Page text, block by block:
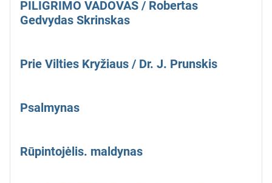
PILIGRIMO VADOVAS / Robertas
Gedvydas Skrinskas
Prie Vilties Kryžiaus / Dr. J. Prunskis
Psalmynas
Rūpintojėlis. maldynas